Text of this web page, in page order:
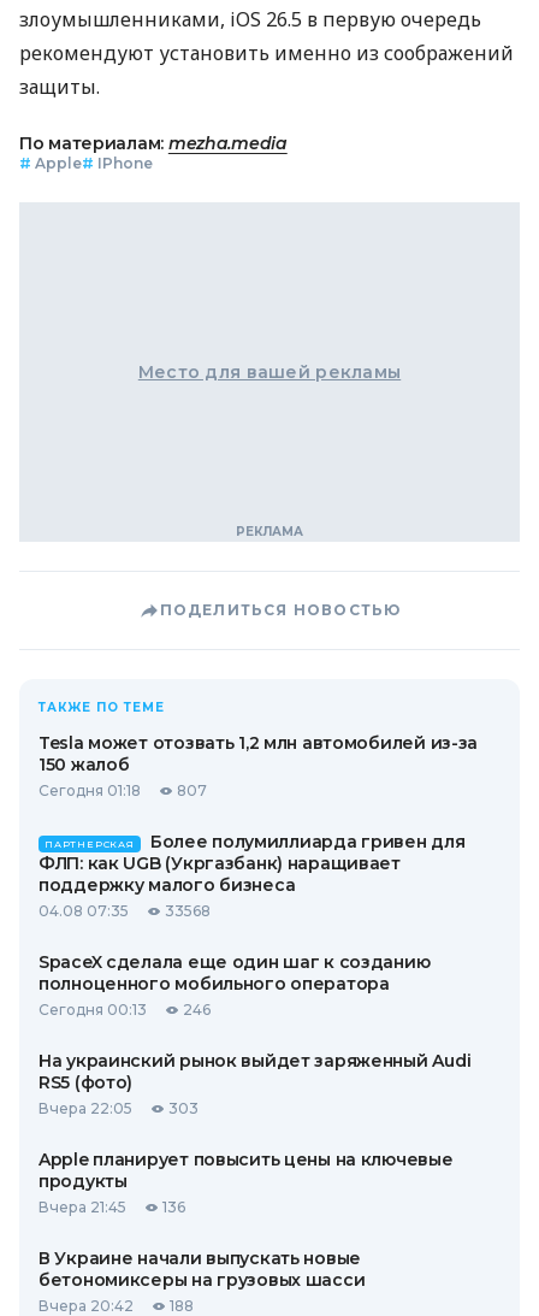
злоумышленниками, iOS 26.5 в первую очередь
рекомендуют установить именно из соображений
защиты.
По материалам: mezha.media
# Apple# IPhone
Место для вашей рекламы
ПОДЕЛИТЬСЯ НОВОСТЬЮ
ТАКЖЕ ПО ТЕМЕ
Tesla может отозвать 1,2 млн автомобилей из-за
150 жалоб
Сегодня 01:18 807
ПАРТНЕРСКАЯ
Более полумиллиарда гривен для
ФЛП: как UGB (Укргазбанк) наращивает
поддержку малого бизнеса
04.08 07:35 33568
SpaceX сделала еще один шаг к созданию
полноценного мобильного оператора
Сегодня 00:13 246
На украинский рынок выйдет заряженный Audi
RS5 (фото)
Вчера 22:05 303
Apple планирует повысить цены на ключевые
продукты
Вчера 21:45 136
В Украине начали выпускать новые
бетономиксеры на грузовых шасси
Вчера 20:42 188